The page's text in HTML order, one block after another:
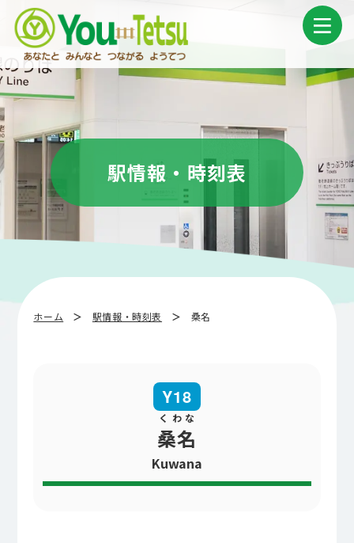
ツ
へ
ス
キ
ッ
プ
シ
ョ
ン
に
移
動
駅情報・時刻表
ホーム 駅情報・時刻表 桑名
18
桑名
くわな
Kuwana